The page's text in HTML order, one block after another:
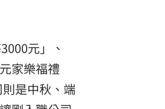
元」、
家樂福禮
是中秋、端